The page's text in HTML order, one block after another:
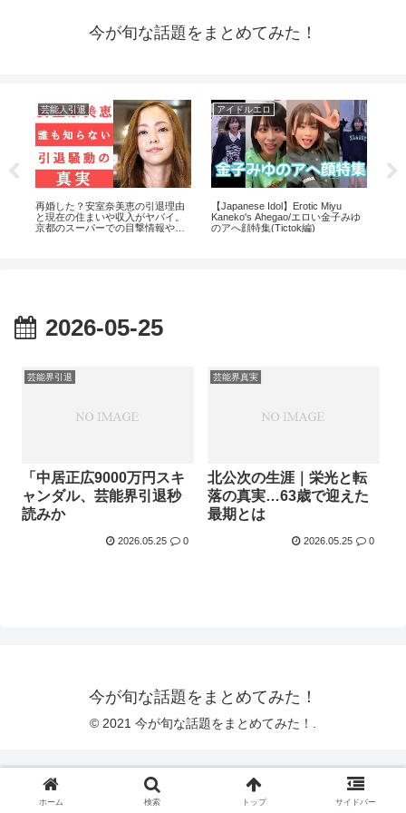
今が旬な話題をまとめてみた！
芸能人引退
再婚した？安室奈美恵の引退理由
と現在の住まいや収入がヤバイ。
京都のスーパーでの目撃情報や西
アイドルエロ
【Japanese Idol】Erotic Miyu
Kaneko's Ahegao/エロい金子みゆ
のアへ顔特集(Tictok編)
2026-05-25
芸能界引退
「中居正広9000万円スキ
ャンダル、芸能界引退秒
読みか
2026.05.25 0
芸能界真実
北公次の生涯｜栄光と転
落の真実…63歳で迎えた
最期とは
2026.05.25 0
今が旬な話題をまとめてみた！
© 2021 今が旬な話題をまとめてみた！.
ホーム 検索 トップ サイドバー